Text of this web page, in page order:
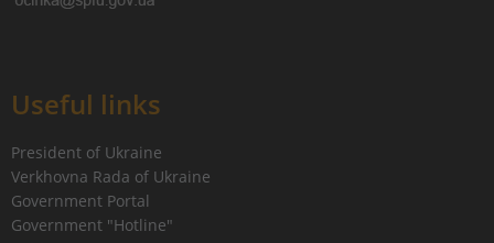
Useful links
President of Ukraine
Verkhovna Rada of Ukraine
Government Portal
Government "Hotline"